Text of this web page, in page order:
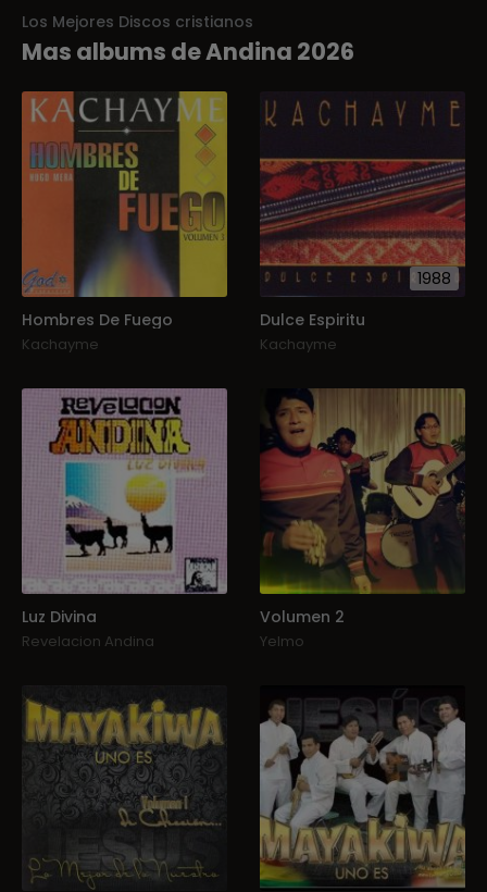
Los Mejores Discos cristianos
Mas albums de Andina 2026
Hombres De Fuego
Kachayme
1988
Dulce Espiritu
Kachayme
Luz Divina
Revelacion Andina
Volumen 2
Yelmo